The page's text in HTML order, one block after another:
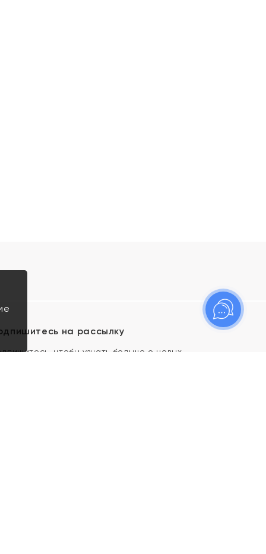
на рассылку
чтобы узнать больше о новых